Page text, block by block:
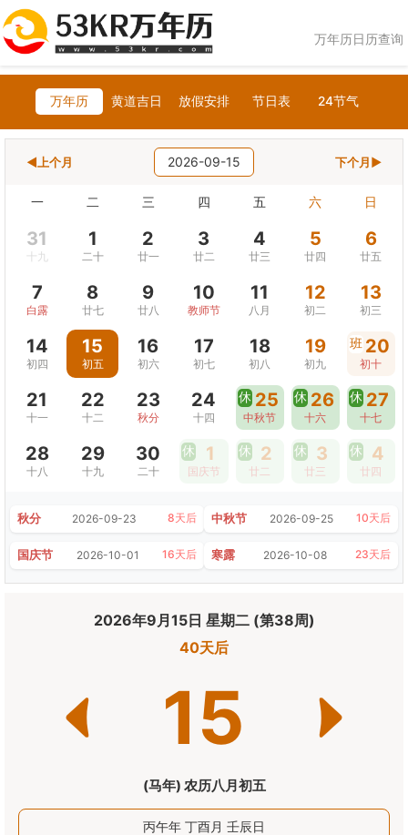
万年历日历查询
万年历 黄道吉日 放假安排 节日表 24节气
◀上个月 2026-09-15 下个月▶
一 二 三 四 五 六 日
31
十九
1
二十
2
廿一
3
廿二
4
廿三
5
廿四
6
廿五
7
白露
8
廿七
9
廿八
10
教师节
11
八月
12
初二
13
初三
14
初四
15
初五
16
初六
17
初七
18
初八
19
初九
班 20
初十
21
十一
22
十二
23
秋分
24
十四
休 25
中秋节
休 26
十六
休 27
十七
28
十八
29
十九
30
二十
休 1
国庆节
休 2
廿二
休 3
廿三
休 4
廿四
秋分 2026-09-23 8天后 中秋节 2026-09-25 10天后
国庆节 2026-10-01 16天后 寒露 2026-10-08 23天后
2026年9月15日 星期二 (第38周)
40天后
15
(马年) 农历八月初五
丙午年 丁酉月 壬辰日